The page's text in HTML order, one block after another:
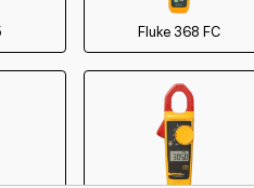
Fluke 368 FC